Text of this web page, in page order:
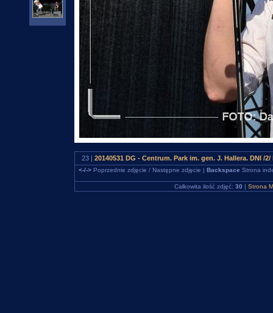
23 | 20140531 DG - Centrum. Park im. gen. J. Hallera. DNI /
<-/->Poprzednie zdjęcie / Następne zdjęcie | Backspace Strona
Całkowita ilość zdjęć: 30 | Strona